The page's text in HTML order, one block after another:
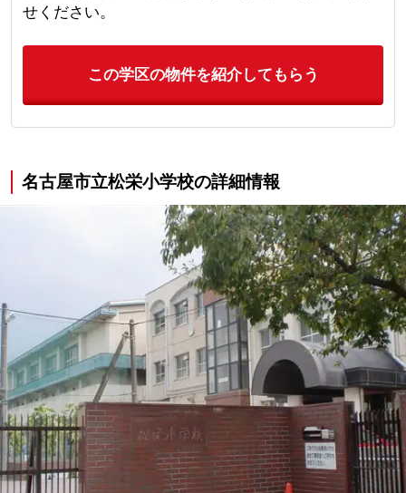
せください。
この学区の物件を紹介してもらう
名古屋市立松栄小学校の詳細情報